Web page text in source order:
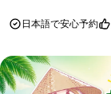
日本語で安心予約